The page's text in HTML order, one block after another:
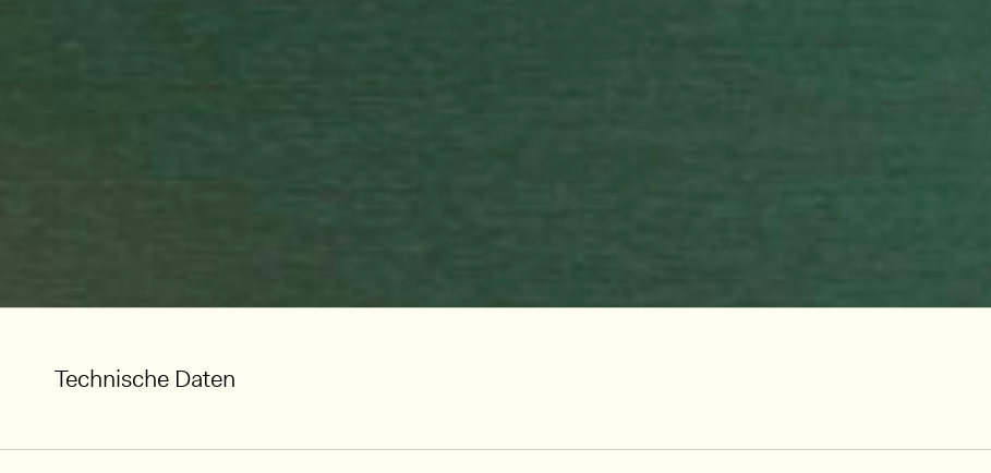
Technische Daten